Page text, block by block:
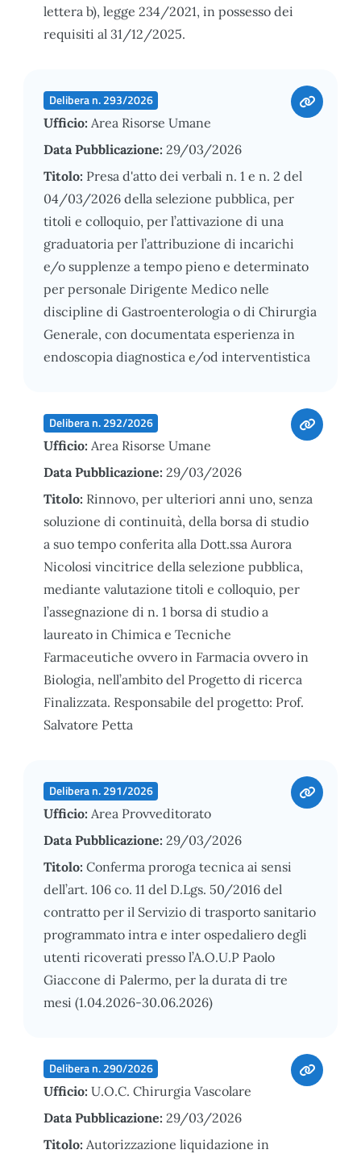
lettera b), legge 234/2021, in possesso dei
requisiti al 31/12/2025.
Delibera n. 293/2026
Ufficio: Area Risorse Umane
Data Pubblicazione: 29/03/2026
Titolo: Presa d'atto dei verbali n. 1 e n. 2 del
04/03/2026 della selezione pubblica, per
titoli e colloquio, per l’attivazione di una
graduatoria per l’attribuzione di incarichi
e/o supplenze a tempo pieno e determinato
per personale Dirigente Medico nelle
discipline di Gastroenterologia o di Chirurgia
Generale, con documentata esperienza in
endoscopia diagnostica e/od interventistica
Delibera n. 292/2026
Ufficio: Area Risorse Umane
Data Pubblicazione: 29/03/2026
Titolo: Rinnovo, per ulteriori anni uno, senza
soluzione di continuità, della borsa di studio
a suo tempo conferita alla Dott.ssa Aurora
Nicolosi vincitrice della selezione pubblica,
mediante valutazione titoli e colloquio, per
l’assegnazione di n. 1 borsa di studio a
laureato in Chimica e Tecniche
Farmaceutiche ovvero in Farmacia ovvero in
Biologia, nell’ambito del Progetto di ricerca
Finalizzata. Responsabile del progetto: Prof.
Salvatore Petta
Delibera n. 291/2026
Ufficio: Area Provveditorato
Data Pubblicazione: 29/03/2026
Titolo: Conferma proroga tecnica ai sensi
dell’art. 106 co. 11 del D.Lgs. 50/2016 del
contratto per il Servizio di trasporto sanitario
programmato intra e inter ospedaliero degli
utenti ricoverati presso l’A.O.U.P Paolo
Giaccone di Palermo, per la durata di tre
mesi (1.04.2026-30.06.2026)
Delibera n. 290/2026
Ufficio: U.O.C. Chirurgia Vascolare
Data Pubblicazione: 29/03/2026
Titolo: Autorizzazione liquidazione in